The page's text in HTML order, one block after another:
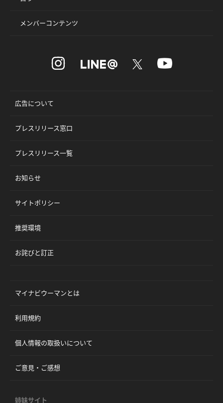
メンバーコンテンツ
広告について
プレスリリース窓口
プレスリリース一覧
お知らせ
サイトポリシー
推奨環境
お詫びと訂正
マイナビウーマンとは
利用規約
個人情報の取扱いについて
ご意見・ご感想
姉妹サイト